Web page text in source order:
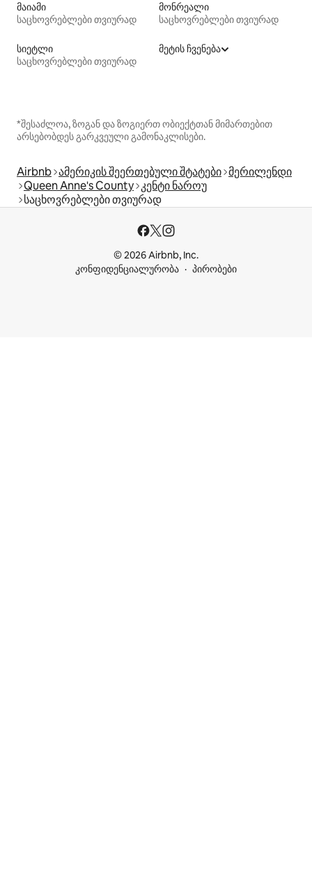
მაიამი
საცხოვრებლები თვიურად
მონრეალი
საცხოვრებლები თვიურად
სიეტლი
საცხოვრებლები თვიურად
მეტის ჩვენება
*შესაძლოა, ზოგან და ზოგიერთ ობიექტთან მიმართებით
არსებობდეს გარკვეული გამონაკლისები.
Airbnb ამერიკის შეერთებული შტატები მერილენდი
Queen Anne's County კენტი ნაროუ
საცხოვრებლები თვიურად
© 2026 Airbnb, Inc.
კონფიდენციალურობა
პირობები